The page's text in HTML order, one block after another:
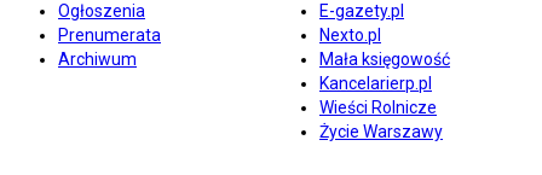
Ogłoszenia
Prenumerata
Archiwum
E-gazety.pl
Nexto.pl
Mała księgowość
Kancelarierp.pl
Wieści Rolnicze
Życie Warszawy